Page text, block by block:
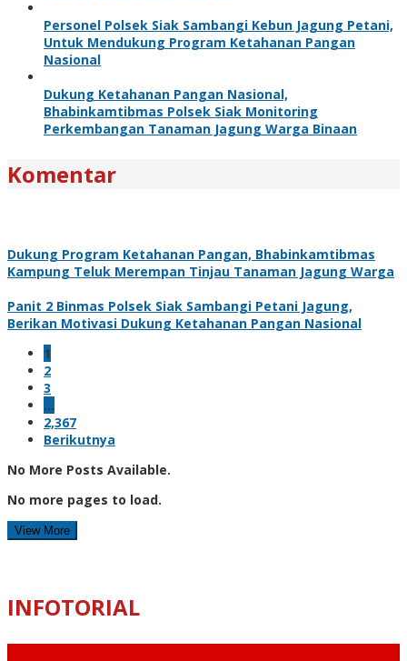
Personel Polsek Siak Sambangi Kebun Jagung Petani,
Untuk Mendukung Program Ketahanan Pangan
Nasional
Dukung Ketahanan Pangan Nasional,
Bhabinkamtibmas Polsek Siak Monitoring
Perkembangan Tanaman Jagung Warga Binaan
Komentar
Dukung Program Ketahanan Pangan, Bhabinkamtibmas
Kampung Teluk Merempan Tinjau Tanaman Jagung Warga
Panit 2 Binmas Polsek Siak Sambangi Petani Jagung,
Berikan Motivasi Dukung Ketahanan Pangan Nasional
1
2
3
…
2,367
Berikutnya
No More Posts Available.
No more pages to load.
View More
INFOTORIAL